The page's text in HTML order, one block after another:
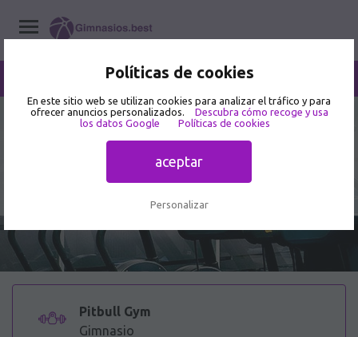
Políticas de cookies
En este sitio web se utilizan cookies para analizar el tráfico y para
ofrecer anuncios personalizados.
Descubra cómo recoge y usa
los datos Google
Políticas de cookies
aceptar
Personalizar
Sonora /Nogales /Pitbull Gym
14 opiniones de usuarios
Pitbull Gym - Gimnasio en C. 3
Pitbull Gym
Gimnasio